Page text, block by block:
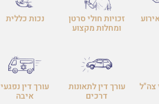
זכויות חולי סרטן
ומחלות מקצוע
נכות כללית
צה"ל עורך דין לתאונות
דרכים
עורך דין נפגעי
איבה